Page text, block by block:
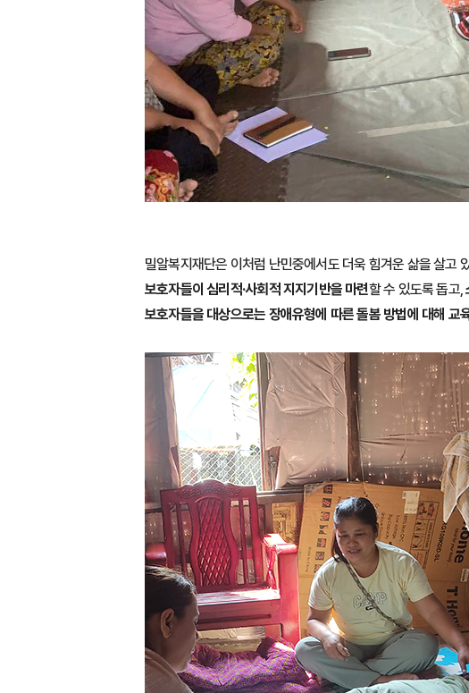
밀알복지재단은 이처럼 난민중에서도 더욱 힘겨운 삶을 살고
보호자들이 심리적·사회적 지지기반을 마련할 수 있도록 돕고,
보호자들을 대상으로는 장애유형에 따른 돌봄 방법에 대해 교